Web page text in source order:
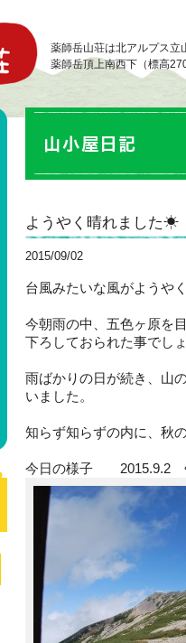
薬師岳山荘は北アルプス立
薬師岳頂上南西下（標高
ようやく晴れました☀
2015/09/02
台風みたいな風がようや
今朝雨の中、五色ヶ原を
下ろしておられた事でし
雨ばかりの日が続き、山
いました。
知らず知らずの内に、秋
今日の様子 2015.9.2